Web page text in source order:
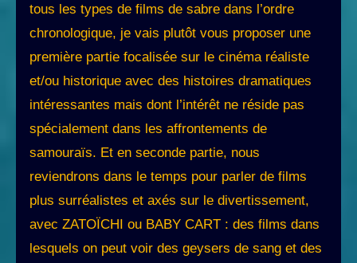
tous les types de films de sabre dans l’ordre
chronologique, je vais plutôt vous proposer une
première partie focalisée sur le cinéma réaliste
et/ou historique avec des histoires dramatiques
intéressantes mais dont l’intérêt ne réside pas
spécialement dans les affrontements de
samouraïs. Et en seconde partie, nous
reviendrons dans le temps pour parler de films
plus surréalistes et axés sur le divertissement,
avec ZATOÏCHI ou BABY CART : des films dans
lesquels on peut voir des geysers de sang et des